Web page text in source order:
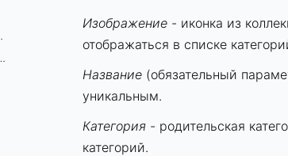
режиме
Изображение - иконка из
отображаться в списке
Название (обязательный
уникальным.
Категория - родительская
категорий.